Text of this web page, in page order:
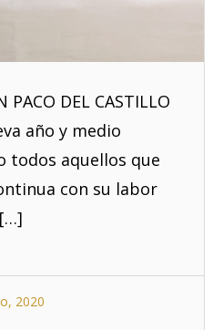
PACO DEL CASTILLO
año y medio
todos aquellos que
con su labor
2020